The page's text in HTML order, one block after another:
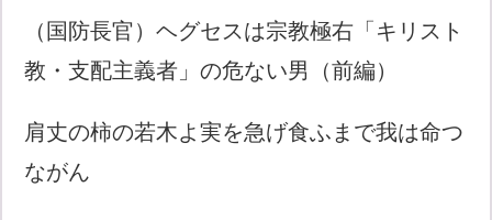
（国防長官）ヘグセスは宗教極右「キリスト
教・支配主義者」の危ない男（前編）
肩丈の柿の若木よ実を急げ食ふまで我は命つ
ながん